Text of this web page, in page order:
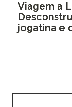
Viagem a
jogatina e